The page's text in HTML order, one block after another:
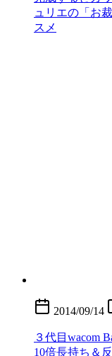
ュリエの「お
スメ
2014/09/14
３代目wacom
10倍長持ち＆